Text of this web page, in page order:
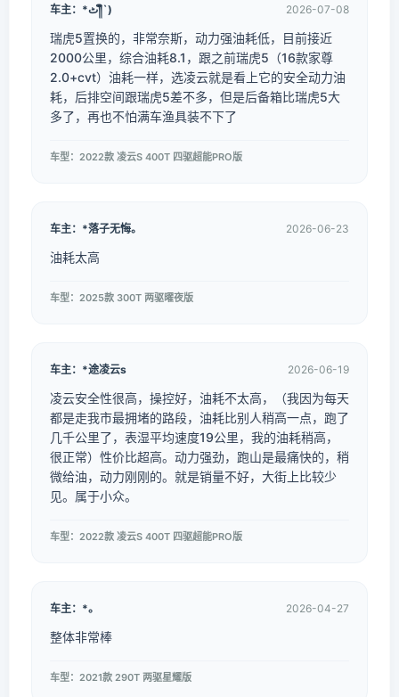
车主：*ٹ༎ຶ`) 2026-07-08
瑞虎5置换的，非常奈斯，动力强油耗低，目前接近
2000公里，综合油耗8.1，跟之前瑞虎5（16款家尊
2.0+cvt）油耗一样，选凌云就是看上它的安全动力油
耗，后排空间跟瑞虎5差不多，但是后备箱比瑞虎5大
多了，再也不怕满车渔具装不下了
车型：2022款 凌云S 400T 四驱超能PRO版
车主：*落子无悔。 2026-06-23
油耗太高
车型：2025款 300T 两驱曜夜版
车主：*途凌云s 2026-06-19
凌云安全性很高，操控好，油耗不太高，（我因为每天
都是走我市最拥堵的路段，油耗比别人稍高一点，跑了
几千公里了，表湿平均速度19公里，我的油耗稍高，
很正常）性价比超高。动力强劲，跑山是最痛快的，稍
微给油，动力刚刚的。就是销量不好，大街上比较少
见。属于小众。
车型：2022款 凌云S 400T 四驱超能PRO版
车主：*。 2026-04-27
整体非常棒
车型：2021款 290T 两驱星耀版